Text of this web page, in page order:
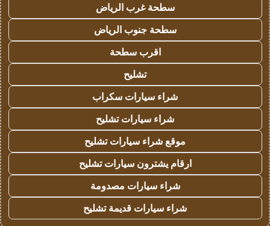
سطحة غرب الرياض
سطحة جنوب الرياض
اقرب سطحة
تشليح
شراء سيارات سكراب
شراء سيارات تشليح
موقع شراء سيارات تشليح
ارقام يشترون سيارات تشليح
شراء سيارات مصدومة
شراء سيارات قديمة تشليح